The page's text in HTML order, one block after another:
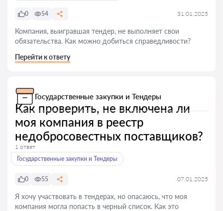
0 54 31.01.2025
Компания, выигравшая тендер, не выполняет свои
обязательства. Как можно добиться справедливости?
Перейти к ответу
Государственные закупки и Тендеры
Как проверить, не включена ли
моя компания в реестр
недобросовестных поставщиков?
1 ответ
Государственные закупки и Тендеры
0 55 07.01.2025
Я хочу участвовать в тендерах, но опасаюсь, что моя
компания могла попасть в черный список. Как это